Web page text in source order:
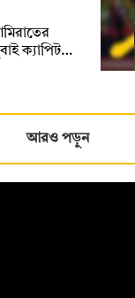
ক্যাপিট…
আরও পড়ুন